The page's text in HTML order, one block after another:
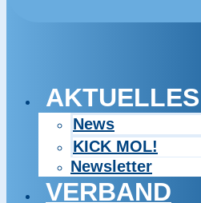
AKTUELLES
News
KICK MOL!
Newsletter
VERBAND